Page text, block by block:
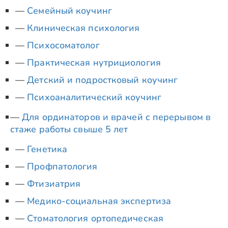
Семейный коучинг
Клиническая психология
Психосоматолог
Практическая нутрициология
Детский и подростковый коучинг
Психоаналитический коучинг
Для ординаторов и врачей с перерывом в
стаже работы свыше 5 лет
Генетика
Профпатология
Фтизиатрия
Медико-социальная экспертиза
Стоматология ортопедическая